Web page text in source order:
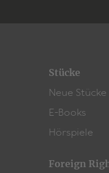
Stücke
Neue Stücke
E-Books
Hörspiele
Foreign